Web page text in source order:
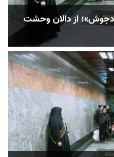
از دالان وحشت